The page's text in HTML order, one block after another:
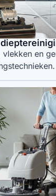
en